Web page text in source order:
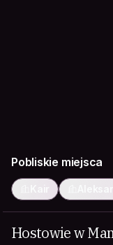
Pobliskie miejsca
Kair
Hostowie w